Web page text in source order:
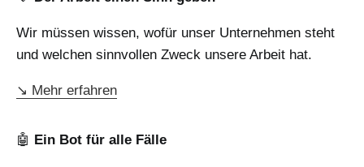
Wir müssen wissen, wofür unser Unternehmen steht
und welchen sinnvollen Zweck unsere Arbeit hat.
↘ Mehr erfahren
🤖 Ein Bot für alle Fälle